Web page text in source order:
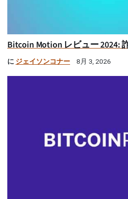
Bitcoin Motion レビュー 2024:
に ジェイソンコナー 8月 3, 2026